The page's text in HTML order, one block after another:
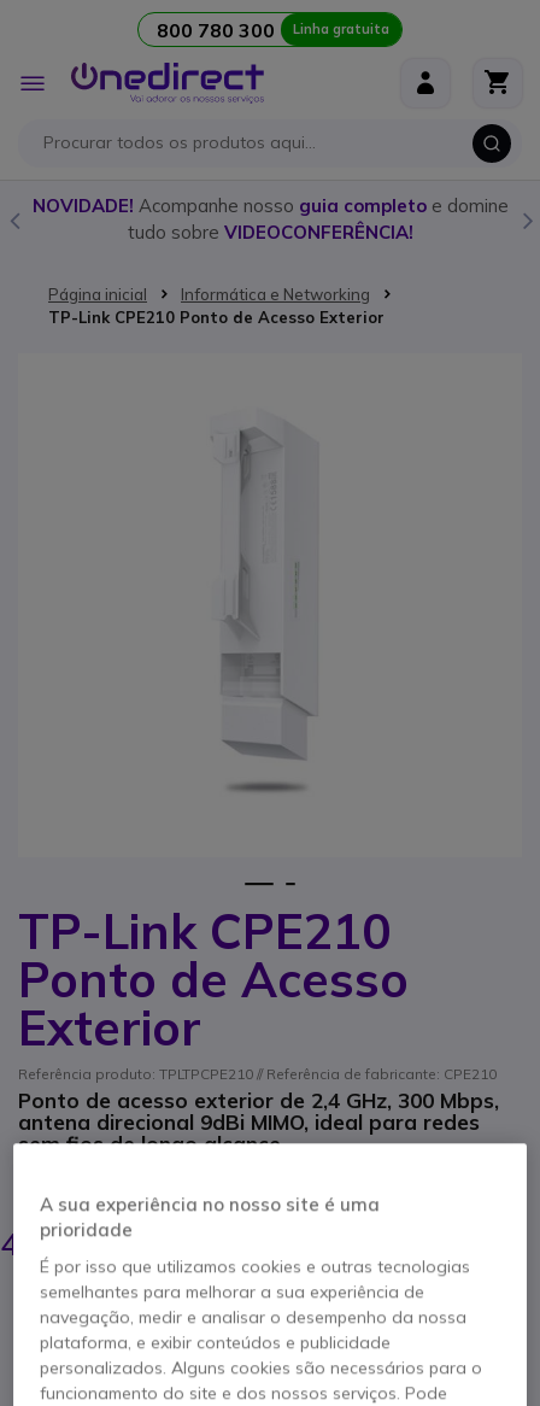
800 780 300 Linha gratuita
Alternar
Nav
NOVIDADE! Acompanhe nosso guia completoe domine
tudo sobre VIDEOCONFERÊNCIA!
Página inicial
Informática e Networking
TP-Link CPE210 Ponto de Acesso Exterior
TP-Link CPE210
Ponto de Acesso
Exterior
Referência produto: TPLTPCPE210 // Referência de fabricante: CPE210
Ponto de acesso exterior de 2,4 GHz, 300 Mbps,
antena direcional 9dBi MIMO, ideal para redes
sem fios de longo alcance.
50,95 €
41,95 €
Qtd
ADICIONAR AO CARRINHO
ORÇAMENTO EM 4 HORAS
Saltar para o início da Galeria de imagens
A sua experiência no nosso site é uma
prioridade
É por isso que utilizamos cookies e outras tecnologias
semelhantes para melhorar a sua experiência de
navegação, medir e analisar o desempenho da nossa
plataforma, e exibir conteúdos e publicidade
personalizados. Alguns cookies são necessários para o
funcionamento do site e dos nossos serviços. Pode